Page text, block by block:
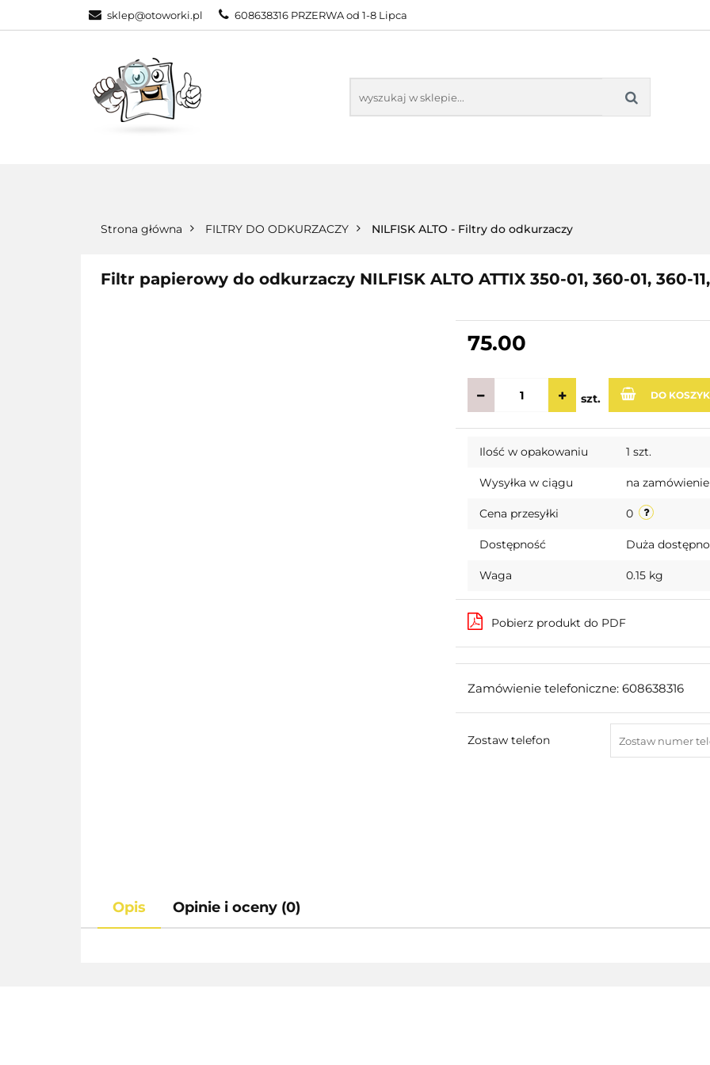
sklep@otoworki.pl 608638316 PRZERWA od 1-8 Lipca
NASZA OFERTA KONTAKT BESTSELLERY BLOG
Strona główna FILTRY DO ODKURZACZY NILFISK ALTO - Filtry do odkurzaczy
Filtr papierowy do odkurzaczy NILFISK ALTO ATTIX 350-01, 360-01, 360-
75.00
szt. DO
Ilość w opakowaniu 1 szt.
Wysyłka w ciągu na zamówienie
Cena przesyłki 0
Dostępność Duża
Waga 0.15 kg
Pobierz produkt do PDF
Zamówienie telefoniczne: 608638316
Zostaw telefon
Opis Opinie i oceny (0)